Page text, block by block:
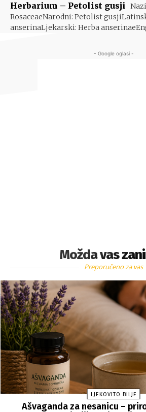
Herbarium – Petolist gusji
RosaceaeNarodni: Petolist
anserinaLjekarski: Herba
- Google oglasi -
Možda vas
Preporučeno za vas
LJEKOVITO BILJE
Ašvaganda za nesanicu –